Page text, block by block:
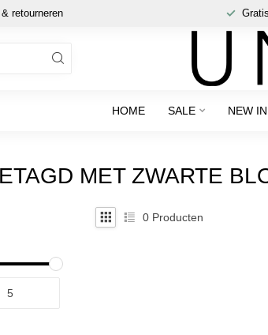
retourneren
HOME SALE NEW IN
MET ZWARTE
0 Producten